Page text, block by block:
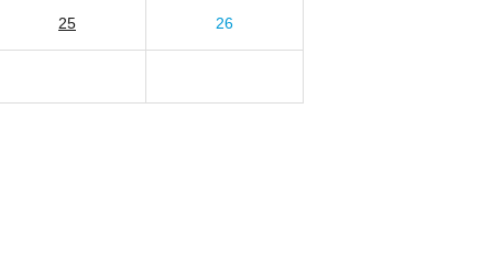
25 26